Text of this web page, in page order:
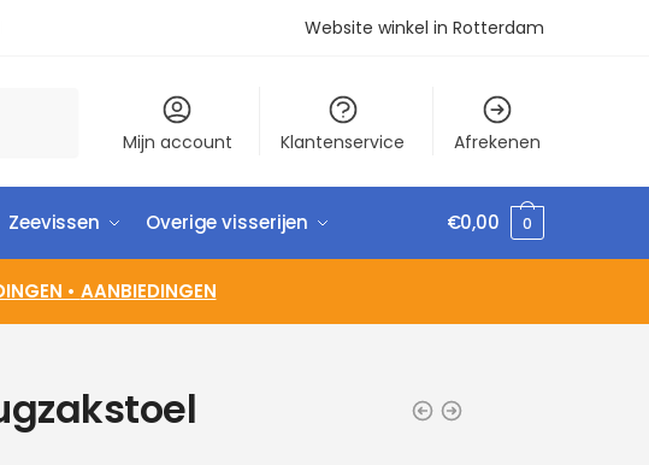
Website winkel in Rotterdam
Mijn account Klantenservice Afrekenen
Zeevissen Overige visserijen €0,00 0
• AANBIEDINGEN